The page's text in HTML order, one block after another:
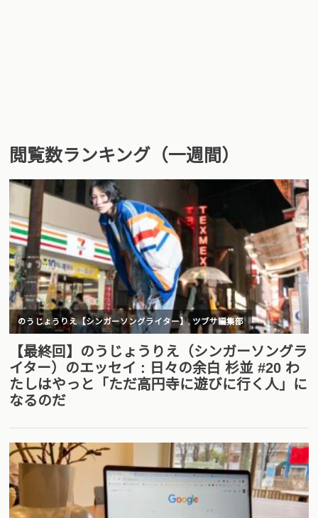
閲覧数ランキング（一週間）